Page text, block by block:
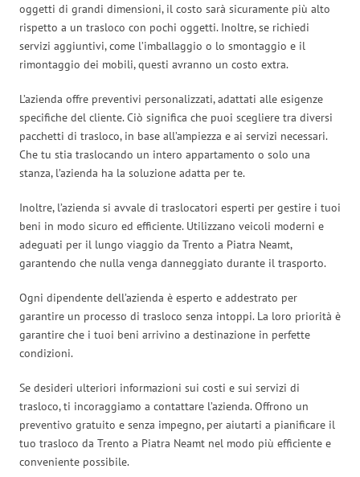
oggetti di grandi dimensioni, il costo sarà sicuramente più alto
rispetto a un trasloco con pochi oggetti. Inoltre, se richiedi
servizi aggiuntivi, come l’imballaggio o lo smontaggio e il
rimontaggio dei mobili, questi avranno un costo extra.
L’azienda offre preventivi personalizzati, adattati alle esigenze
specifiche del cliente. Ciò significa che puoi scegliere tra diversi
pacchetti di trasloco, in base all’ampiezza e ai servizi necessari.
Che tu stia traslocando un intero appartamento o solo una
stanza, l’azienda ha la soluzione adatta per te.
Inoltre, l’azienda si avvale di traslocatori esperti per gestire i tuoi
beni in modo sicuro ed efficiente. Utilizzano veicoli moderni e
adeguati per il lungo viaggio da Trento a Piatra Neamt,
garantendo che nulla venga danneggiato durante il trasporto.
Ogni dipendente dell’azienda è esperto e addestrato per
garantire un processo di trasloco senza intoppi. La loro priorità è
garantire che i tuoi beni arrivino a destinazione in perfette
condizioni.
Se desideri ulteriori informazioni sui costi e sui servizi di
trasloco, ti incoraggiamo a contattare l’azienda. Offrono un
preventivo gratuito e senza impegno, per aiutarti a pianificare il
tuo trasloco da Trento a Piatra Neamt nel modo più efficiente e
conveniente possibile.